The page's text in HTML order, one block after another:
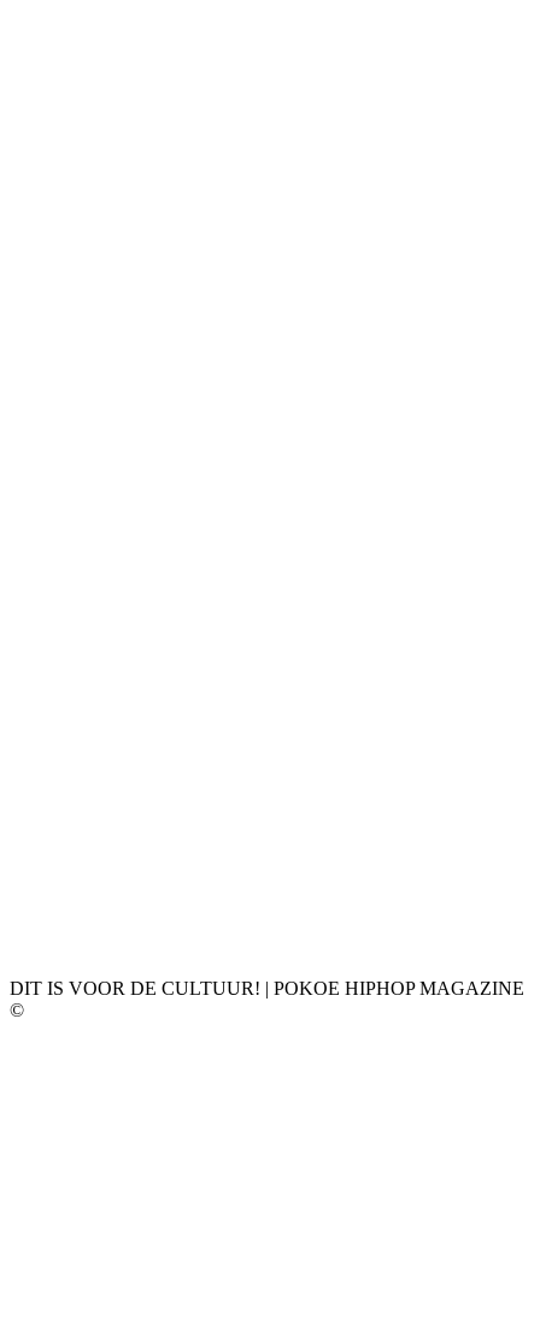
𝗣𝗢𝗞𝗢𝗘 𝗛𝗜𝗣𝗛𝗢𝗣 𝗠𝗔𝗚𝗔𝗭𝗜𝗡𝗘
DIT IS VOOR DE CULTUUR! | POKOE HIPHOP MAGAZINE
©